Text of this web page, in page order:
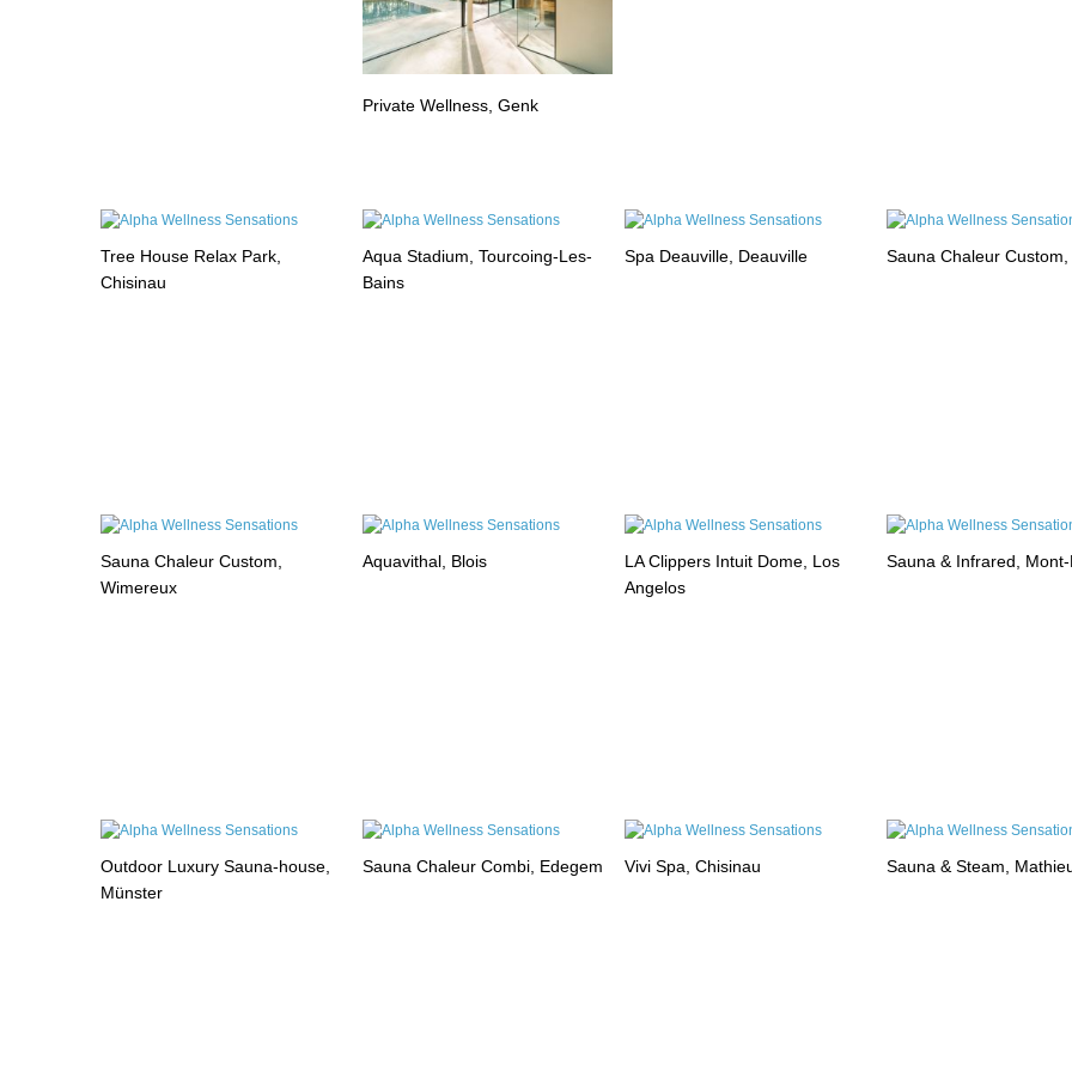
Private Wellness, Genk
Tree House Relax Park,
Chisinau
Aqua Stadium, Tourcoing-Les-
Bains
Spa Deauville, Deauville Sauna Chaleur
Sauna Chaleur Custom,
Wimereux
Aquavithal, Blois
LA Clippers Intuit Dome, Los
Angelos
Sauna & Infrared,
Outdoor Luxury Sauna-house,
Münster
Sauna Chaleur Combi, Edegem Vivi Spa, Chisinau Sauna & Steam,